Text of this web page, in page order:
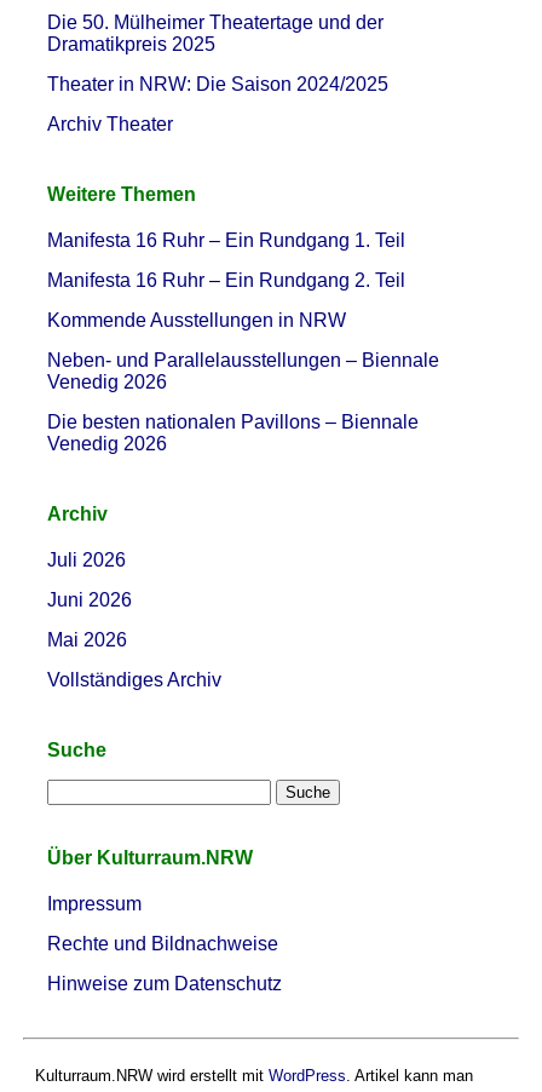
Die 50. Mülheimer Theatertage und der
Dramatikpreis 2025
Theater in NRW: Die Saison 2024/2025
Archiv Theater
Weitere Themen
Manifesta 16 Ruhr – Ein Rundgang 1. Teil
Manifesta 16 Ruhr – Ein Rundgang 2. Teil
Kommende Ausstellungen in NRW
Neben- und Parallelausstellungen – Biennale
Venedig 2026
Die besten nationalen Pavillons – Biennale
Venedig 2026
Archiv
Juli 2026
Juni 2026
Mai 2026
Vollständiges Archiv
Suche
Über Kulturraum.NRW
Impressum
Rechte und Bildnachweise
Hinweise zum Datenschutz
Kulturraum.NRW wird erstellt mit WordPress . Artikel kann man